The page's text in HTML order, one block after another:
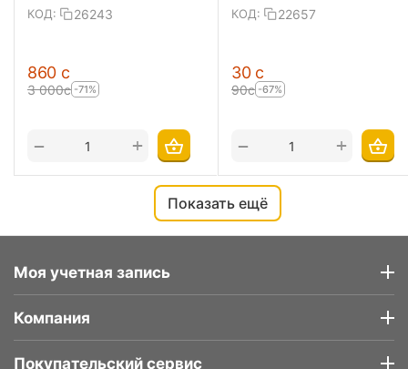
КОД: 26243
‍860‍ с
3 000с -71%
+
−
КОД: 22657
‍30‍ с
‍90‍с -67%
+
−
Показать ещё
Моя учетная запись
Компания
Покупательский сервис